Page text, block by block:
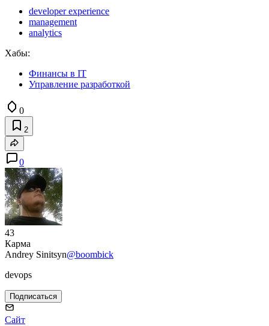
developer experience
management
analytics
Хабы:
Финансы в IT
Управление разработкой
0
2
0
43
Карма
Andrey Sinitsyn@boombick
devops
Подписаться
Сайт